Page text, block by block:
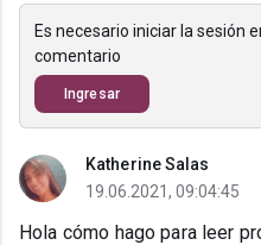
Es necesario iniciar la sesión
comentario
Ingresar
Katherine Salas
19.06.2021, 09:04:45
Hola cómo hago para leer